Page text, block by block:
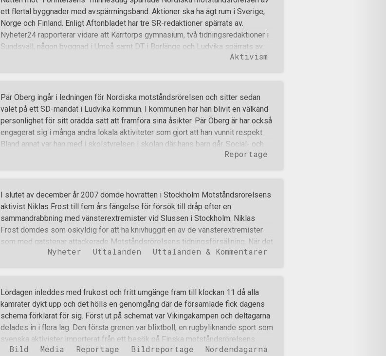
gärna debatteras. Även om mycket av det som nämns bland folk i allmänhet
utgör faktiska hot är det sällan prioritetsordningen för dessa hot är optimal och
vissa hot är folk inte ens medvetna om, eller till och med aktivt förnekar. Då
föredraget var ett sådant som vem som helst skulle kunna ha möjli
ett flertal byggnader med avspärrningsband. Aktioner ska ha ägt rum i Sverige,
Norge och Finland. Enligt Aftonbladet har tre SR-redaktioner spärrats av.
Nyheter24 rapporterar vidare att Kärrtorps gymnasium, två tidningsredaktioner i
Sundsvall, någon byggnad i Umeå samt DT i Borlänge och Ludvika spärrats av.
Norrlandstidningen Allehanda rapporterar att två lokaler i Östersund har spärrats
har också erfarit att en tidningsredaktion i Söderhamn har spärrats av och
kamprapportsbilder som trillat in tyder på att en polishögskola och vissa judiska
lokaler också kan ha spärrats av. Vid flera av avspärrningarna verkar olika
meddelanden lämnats. — Det är en uppmaning om vad vi ska publicera eller inte.
Det känns nytt, annars brukar det mest handla om att vi är dumma, sä
Aktivism
Pär Öberg ingår i ledningen för Nordiska motståndsrörelsen och sitter sedan
valet på ett SD-mandat i Ludvika kommun. I kommunen har han blivit en välkänd
personlighet för sitt orädda sätt att framföra sina åsikter. Pär Öberg är har också
engagerat sig i många andra lokala aktiviteter som gjort att han vunnit respekt.
Bland annat var han med i skolstyrelsen i skolan där hans barn går. Social- och
utbildningsnämnden i Ludvika satte senare stopp för honom, trots att han invalts
förstår sig på Pär Öbergs ståndpunkter och åsikter så finns det en respekt för
hans person. På föredraget av Öberg i helgen på temat ”hotet mot vårt folk”,
berättade han att flera blivit inbjudna: – Jag har även bjudit in
meningsmotståndare. Jag tycker att det skulle vara bra om det blev debatt där
någon ur publiken kunde säga emot mig. Tyvärr finns det flera som är rädda fö
Reportage
I slutet av december år 2007 dömde hovrätten i Stockholm Motståndsrörelsens
aktivist Niklas Frost till fem års fängelse för försök till dråp efter en
sammandrabbning med vänsterextremister vid Slussen i Stockholm. Niklas
Frost dömdes som oskyldig för att ha knivhuggit en av de vänsterextremister
som med gatstenar attackerade Motståndsrörelsens tidningsförsäljning. När det
stod klart att det rörde sig om ett justitiemord, där Niklas Frost dömdes på
en av Sveriges främsta resningsadvokater – lämnat in en resningsansökan till
Högsta domstolen för att återförvisa målet till Svea hovrätt för en förnyad
prövning av skuld-, påföljd- och skadeståndsfrågorna. Under kategorin ‘Ny
bevisning’ i den inlämnade resningsansökan finns nio punkter. Det mest
övertygande beviset för att Niklas Frost är oskyldigt dömd är granskningen a
Nyheter Uttalanden Uttalanden & Kommentarer
Lördagen inleddes med frukost och fritt umgänge fram till klockan 11 då alla
kamrater dykt upp och det hölls en genomgång där de församlade fick dagens
schema förklarat för sig. Först ut på schemat var Vikingakampen och deltagarna
delades in i flera lag. Den första grenen var blixtboll, en rugbyliknande sport som
svenska aktivister importerat från ett besök på Finska motståndsrörelsens
aktivistdagar för flera år sedan. Trots att tacklingar var förbjudet blev matcherna
Bild Media Reportage Bildreportage Nordendagarna